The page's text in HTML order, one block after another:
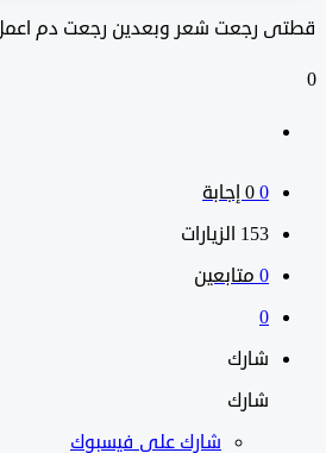
رجعت شعر وبعدين رجعت دم اعمل ايه؟
153 الزيارات
متابعين
شارك
شارك على فيسبوك